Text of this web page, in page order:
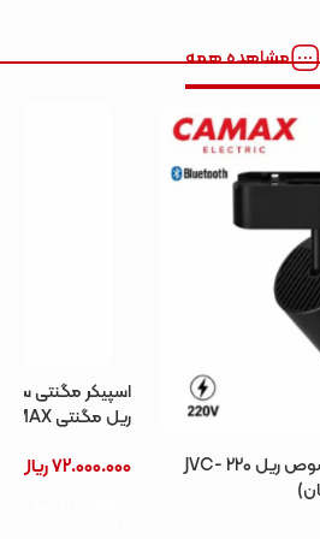
مشاهده همه
اسپیکر مگنتی 20 وات مخصوص ریل 220 -JVC
ریل مگنتی CAMAX
72.000.000ریال